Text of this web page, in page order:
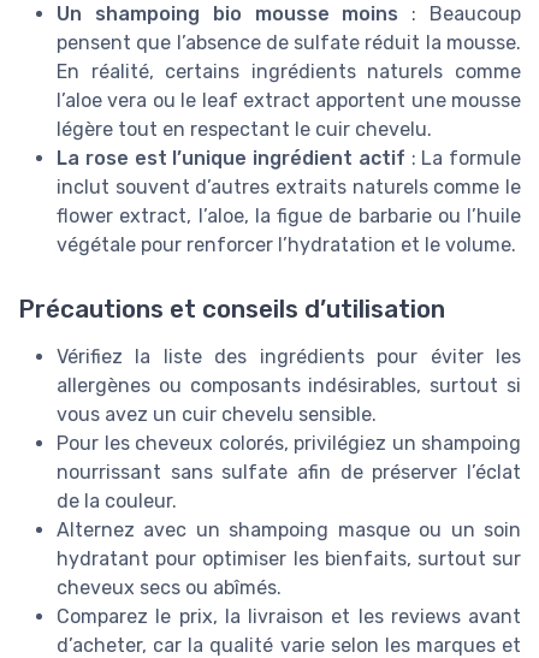
Un shampoing bio mousse moins : Beaucoup
pensent que l’absence de sulfate réduit la mousse.
En réalité, certains ingrédients naturels comme
l’aloe vera ou le leaf extract apportent une mousse
légère tout en respectant le cuir chevelu.
La rose est l’unique ingrédient actif : La formule
inclut souvent d’autres extraits naturels comme le
flower extract, l’aloe, la figue de barbarie ou l’huile
végétale pour renforcer l’hydratation et le volume.
Précautions et conseils d’utilisation
Vérifiez la liste des ingrédients pour éviter les
allergènes ou composants indésirables, surtout si
vous avez un cuir chevelu sensible.
Pour les cheveux colorés, privilégiez un shampoing
nourrissant sans sulfate afin de préserver l’éclat
de la couleur.
Alternez avec un shampoing masque ou un soin
hydratant pour optimiser les bienfaits, surtout sur
cheveux secs ou abîmés.
Comparez le prix, la livraison et les reviews avant
d’acheter, car la qualité varie selon les marques et